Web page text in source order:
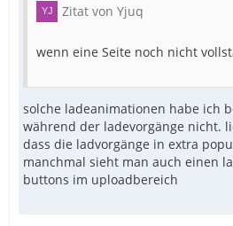
Zitat von Yjuq
wenn eine Seite noch nicht
solche ladeanimationen habe ich
während der ladevorgänge nicht.
dass die ladvorgänge in extra
manchmal sieht man auch einen
buttons im uploadbereich